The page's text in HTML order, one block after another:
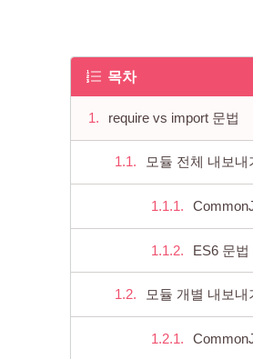
목차
require vs import 문법
모듈 전체 내보내
ES6 문법
모듈 개별 내보내